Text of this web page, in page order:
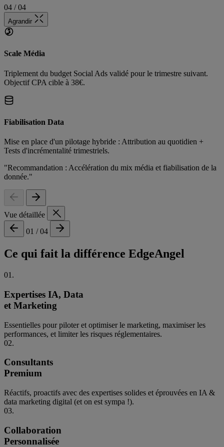
04 / 04
Agrandir
Scale Média
Triplement du budget Social Ads validé pour le trimestre suivant.
Objectif CPA cible à 38€.
Fiabilisation Data
Mise en place d'un pilotage hybride : Attribution au quotidien +
Tests d'incrémentalité trimestriels.
"Recommandation : Accélération du mix média et fiabilisation de la
donnée."
Vue détaillée
01 / 04
Ce qui fait la différence EdgeAngel
01.
Expertises IA, Data
et Marketing
Essentielles pour piloter et optimiser le marketing, maximiser les
performances, et limiter les risques réglementaires.
02.
Consultants
Premium
Réactifs, proactifs avec des expertises solides et éprouvées en IA &
data marketing digital (et on est sympa !).
03.
Collaboration
Personnalisée